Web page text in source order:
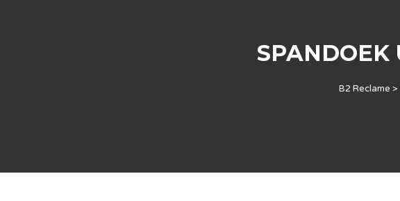
SPANDOEK
B2 Reclame >